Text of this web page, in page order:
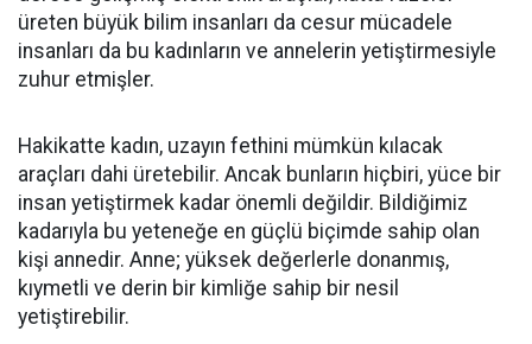
üreten büyük bilim insanları da cesur mücadele
insanları da bu kadınların ve annelerin yetiştirmesiyle
zuhur etmişler.
Hakikatte kadın, uzayın fethini mümkün kılacak
araçları dahi üretebilir. Ancak bunların hiçbiri, yüce bir
insan yetiştirmek kadar önemli değildir. Bildiğimiz
kadarıyla bu yeteneğe en güçlü biçimde sahip olan
kişi annedir. Anne; yüksek değerlerle donanmış,
kıymetli ve derin bir kimliğe sahip bir nesil
yetiştirebilir.